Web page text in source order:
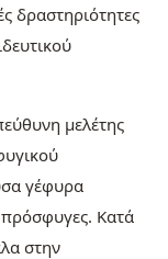
δραστηριότητες
μελέτης
γέφυρα
πρόσφυγες. Κατά
στην